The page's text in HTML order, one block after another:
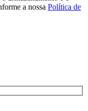
a nossa Política de